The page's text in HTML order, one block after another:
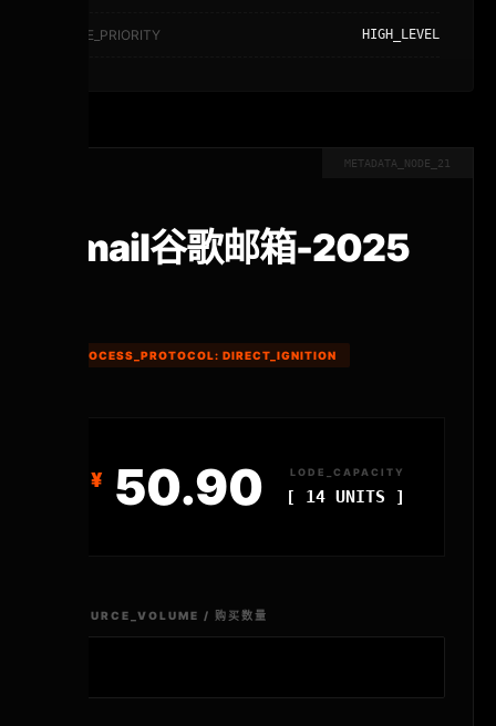
NODE_PRIORITY HIGH_LEVEL
METADATA_NODE_21
gmail谷歌邮箱-2025
PROCESS_PROTOCOL: DIRECT_IGNITION
50.90 LODE_CAPACITY
[ 14 UNITS ]
RESOURCE_VOLUME / 购买数量